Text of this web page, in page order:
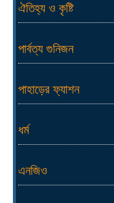
ঐতিহ্য ও কৃষ্টি
পার্বত্য গুনিজন
পাহাড়ের ফ্যাশন
ধর্ম
এনজিও